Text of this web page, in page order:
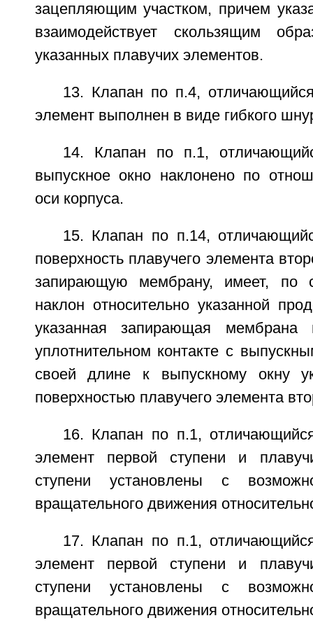
зацепляющим участком, причем
взаимодействует скользящим
указанных плавучих элементов.
13. Клапан по п.4,
элемент выполнен в виде гибкого
14. Клапан по п.1,
выпускное окно наклонено по
оси корпуса.
15. Клапан по п.14,
поверхность плавучего элемента
запирающую мембрану, имеет, по
наклон относительно указанной
указанная запирающая
уплотнительном контакте с
своей длине к выпускному окну
поверхностью плавучего элемента
16. Клапан по п.1,
элемент первой ступени и
ступени установлены с
вращательного движения
17. Клапан по п.1,
элемент первой ступени и
ступени установлены с
вращательного движения